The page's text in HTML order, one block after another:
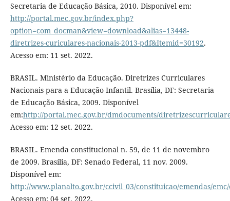
Secretaria de Educação Básica, 2010. Disponível em:
http://portal.mec.gov.br/index.php?
option=com_docman&view=download&alias=13448-
diretrizes-curiculares-nacionais-2013-pdf&Itemid=30192.
Acesso em: 11 set. 2022.
BRASIL. Ministério da Educação. Diretrizes Curriculares
Nacionais para a Educação Infantil. Brasília, DF: Secretaria
de Educação Básica, 2009. Disponível
em:http://portal.mec.gov.br/dmdocuments/
Acesso em: 12 set. 2022.
BRASIL. Emenda constitucional n. 59, de 11 de novembro
de 2009. Brasília, DF: Senado Federal, 11 nov. 2009.
Disponível em:
http://www.planalto.gov.br/ccivil_03/constituicao/emendas/
Acesso em: 04 set. 2022.